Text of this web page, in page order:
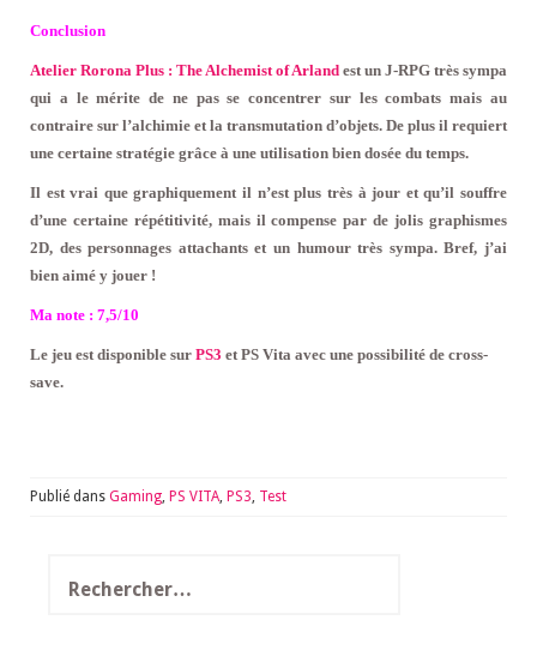
Conclusion
Atelier Rorona Plus : The Alchemist of Arland est un J-RPG très sympa
qui a le mérite de ne pas se concentrer sur les combats mais au
contraire sur l’alchimie et la transmutation d’objets. De plus il requiert
une certaine stratégie grâce à une utilisation bien dosée du temps.
Il est vrai que graphiquement il n’est plus très à jour et qu’il souffre
d’une certaine répétitivité, mais il compense par de jolis graphismes
2D, des personnages attachants et un humour très sympa. Bref, j’ai
bien aimé y jouer !
Ma note : 7,5/10
Le jeu est disponible sur PS3 et PS Vita avec une possibilité de cross-
save.
Publié dans Gaming PS VITA PS3 Test